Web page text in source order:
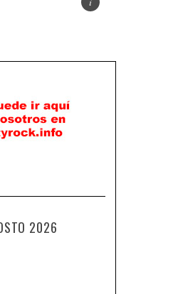
2026